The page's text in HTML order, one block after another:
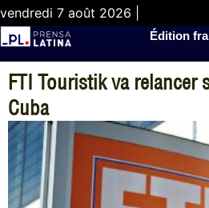
vendredi 7 août 2026 |
Édition
FTI Touristik va relancer
Cuba